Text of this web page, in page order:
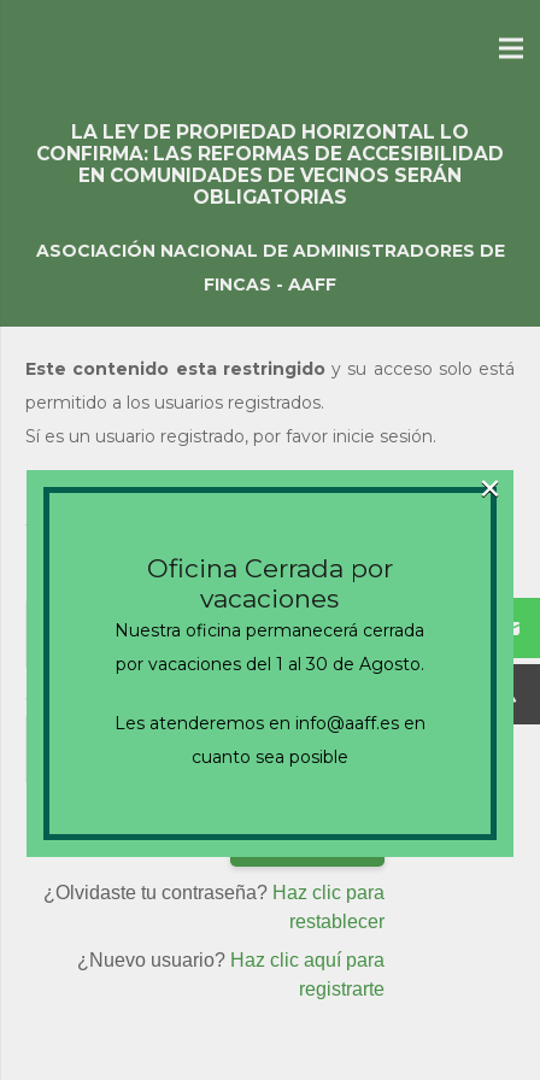
LA LEY DE PROPIEDAD HORIZONTAL LO
CONFIRMA: LAS REFORMAS DE ACCESIBILIDAD
EN COMUNIDADES DE VECINOS SERÁN
OBLIGATORIAS
ASOCIACIÓN NACIONAL DE ADMINISTRADORES DE
FINCAS - AAFF
Este contenido esta restringido y su acceso solo está
permitido a los usuarios registrados.
Sí es un usuario registrado, por favor inicie sesión.
Nombre de usuario o correo electrónico
Recuérdame
¿Olvidaste tu contraseña? Haz clic para
restablecer
¿Nuevo usuario? Haz clic aquí para
registrarte
Oficina Cerrada por
vacaciones
Nuestra oficina permanecerá cerrada
por vacaciones del 1 al 30 de Agosto.
Les atenderemos en info@aaff.es en
cuanto sea posible
×